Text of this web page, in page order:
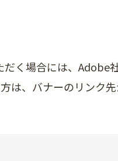
く場合には、Adobe
は、バナーのリンク